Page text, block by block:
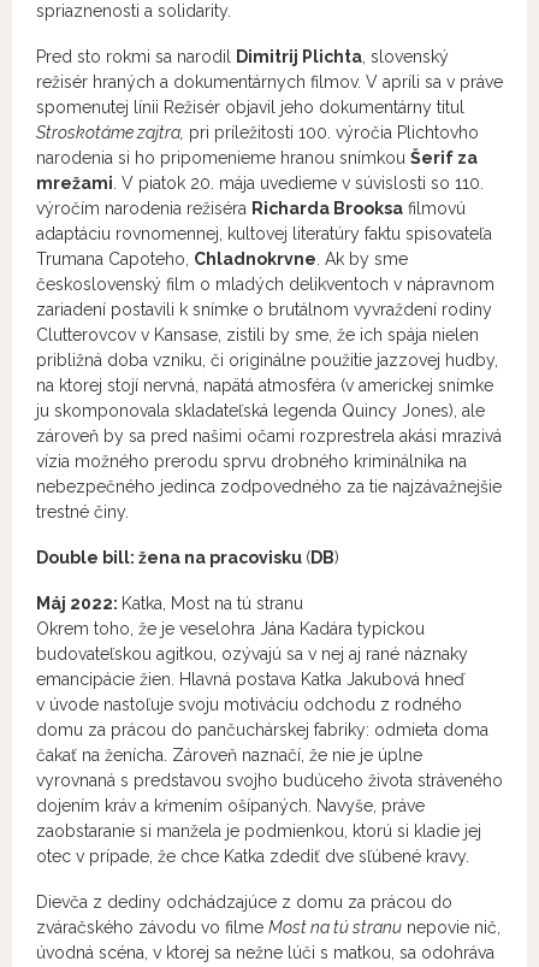
spriaznenosti a solidarity.
Pred sto rokmi sa narodil Dimitrij Plichta , slovenský
režisér hraných a dokumentárnych filmov. V apríli sa v práve
spomenutej línii Režisér objavil jeho dokumentárny titul
Stroskotáme zajtra, pri príležitosti 100. výročia Plichtovho
narodenia si ho pripomenieme hranou snímkou Šerif za
mrežami . V piatok 20. mája uvedieme v súvislosti so 110.
výročím narodenia režiséra Richarda Brooksa filmovú
adaptáciu rovnomennej, kultovej literatúry faktu spisovateľa
Trumana Capoteho, Chladnokrvne . Ak by sme
československý film o mladých delikventoch v nápravnom
zariadení postavili k snímke o brutálnom vyvraždení rodiny
Clutterovcov v Kansase, zistili by sme, že ich spája nielen
približná doba vzniku, či originálne použitie jazzovej hudby,
na ktorej stojí nervná, napätá atmosféra (v americkej snímke
ju skomponovala skladateľská legenda Quincy Jones), ale
zároveň by sa pred našimi očami rozprestrela akási mrazivá
vízia možného prerodu sprvu drobného kriminálnika na
nebezpečného jedinca zodpovedného za tie najzávažnejšie
trestné činy.
Double bill: žena na pracovisku (DB)
Máj 2022: Katka, Most na tú stranu
Okrem toho, že je veselohra Jána Kadára typickou
budovateľskou agitkou, ozývajú sa v nej aj rané náznaky
emancipácie žien. Hlavná postava Katka Jakubová hneď
v úvode nastoľuje svoju motiváciu odchodu z rodného
domu za prácou do pančuchárskej fabriky: odmieta doma
čakať na ženícha. Zároveň naznačí, že nie je úplne
vyrovnaná s predstavou svojho budúceho života stráveného
dojením kráv a kŕmením ošípaných. Navyše, práve
zaobstaranie si manžela je podmienkou, ktorú si kladie jej
otec v prípade, že chce Katka zdediť dve sľúbené kravy.
Dievča z dediny odchádzajúce z domu za prácou do
zváračského závodu vo filme Most na tú stranu nepovie nič,
úvodná scéna, v ktorej sa nežne lúči s matkou, sa odohráva